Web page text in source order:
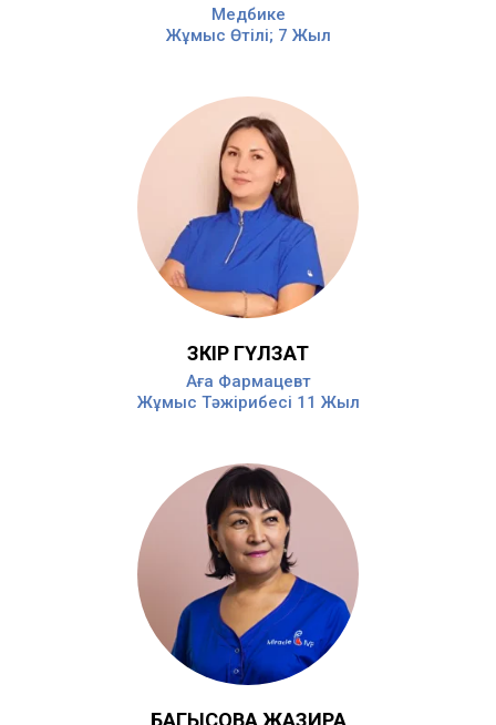
Медбике
Жұмыс Өтілі; 7 Жыл
ЗӘКІР ГҮЛЗАТ
Aға Фармацевт
Жұмыс Тәжірибесі 11 Жыл